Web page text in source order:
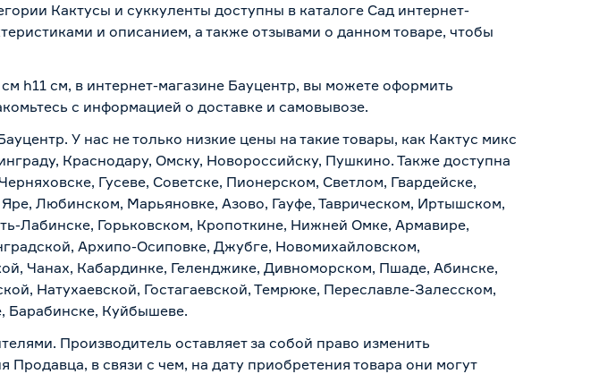
Кактусы и суккуленты доступны в каталоге Сад интернет-
и описанием, а также отзывами о данном товаре, чтобы
h11 см, в интернет-магазине Бауцентр, вы можете оформить
с информацией о доставке и самовывозе.
У нас не только низкие цены на такие товары, как Кактус микс
Краснодару, Омску, Новороссийску, Пушкино. Также доступна
Гусеве, Советске, Пионерском, Светлом, Гвардейске,
Любинском, Марьяновке, Азово, Гауфе, Таврическом, Иртышском,
Лабинске, Горьковском, Кропоткине, Нижней Омке, Армавире,
Архипо-Осиповке, Джубге, Новомихайловском,
Чанах, Кабардинке, Геленджике, Дивноморском, Пшаде, Абинске,
Натухаевской, Гостагаевской, Темрюке, Переславле-Залесском,
Барабинске, Куйбышеве.
Производитель оставляет за собой право изменить
в связи с чем, на дату приобретения товара они могут